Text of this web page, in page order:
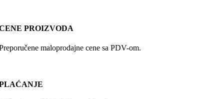
PROIZVODA
maloprodajne cene sa PDV-om.